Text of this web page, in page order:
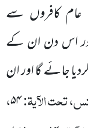
عام کافروں سے
اس دن ان کے
جائے گا اور ان
تحت الآیۃ:۵۴،